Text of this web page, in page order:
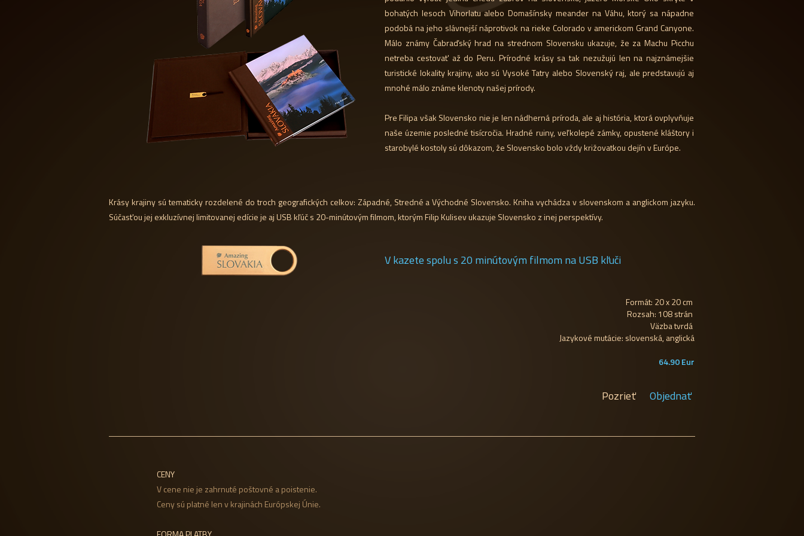
bohatých lesoch Vihorlatu alebo Domašínsky meander na Váhu, ktorý sa nápadne
podobá na jeho slávnejší náprotivok na rieke Colorado v americkom Grand Canyone.
Málo známy Čabraďský hrad na strednom Slovensku ukazuje, že za Machu Picchu
netreba cestovať až do Peru. Prírodné krásy sa tak nezužujú len na najznámejšie
turistické lokality krajiny, ako sú Vysoké Tatry alebo Slovenský raj, ale predstavujú aj
mnohé málo známe klenoty našej prírody.
Pre Filipa však Slovensko nie je len nádherná príroda, ale aj história, ktorá ovplyvňuje
naše územie posledné tisícročia. Hradné ruiny, veľkolepé zámky, opustené kláštory i
starobylé kostoly sú dôkazom, že Slovensko bolo vždy križovatkou dejín v Európe.
Krásy krajiny sú tematicky rozdelené do troch geografických celkov: Západné, Stredné a Východné Slovensko. Kniha vychádza v slovenskom a anglickom jazyku.
Súčasťou jej exkluzívnej limitovanej edície je aj USB kľúč s 20-minútovým filmom, ktorým Filip Kulisev ukazuje Slovensko z inej perspektívy.
V kazete spolu s 20 minútovým filmom na USB kľuči
Formát: 20 x 20 cm
Rozsah: 108 strán
Väzba tvrdá
Jazykové mutácie: slovenská, anglická
64.90 Eur
Pozrieť Objednať
CENY
V cene nie je zahrnuté poštovné a poistenie.
Ceny sú platné len v krajinách Európskej Únie.